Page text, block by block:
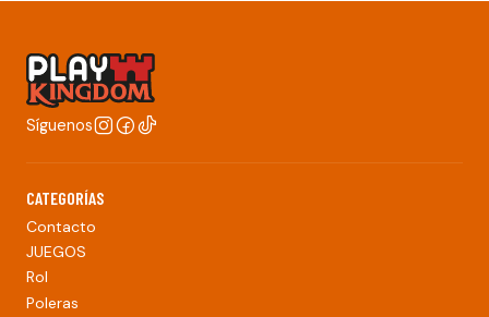
Síguenos
CATEGORÍAS
Contacto
JUEGOS
Rol
Poleras